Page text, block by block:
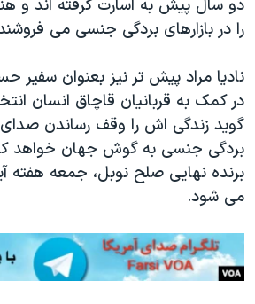
را در بازارهای بردگی جنسی می
نادیا مراد پیش تر نیز بعنوان سفیر
در کمک به قربانیان قاچاق انسان
گوید زندگی اش را وقف رساندن صدای
بردگی جنسی به گوش جهان خواهد
برنده نهایی صلح نوبل، جمعه هفته
می شود.